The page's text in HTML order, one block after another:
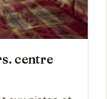
centre